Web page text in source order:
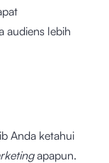
audiens lebih
Anda ketahui
apapun.